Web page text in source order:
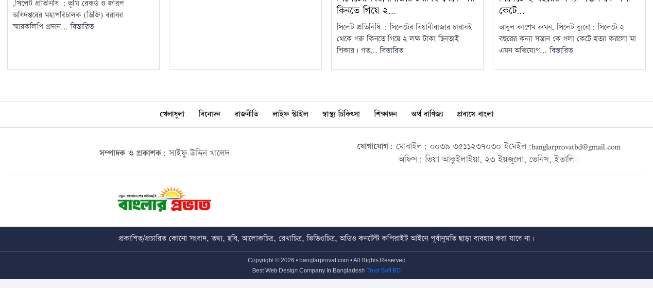
,সিলেট প্রতিনিধি : ‎ভূমি রেকর্ড ও জরিপ
অধিদপ্তরের মহাপরিচালক (ডিজি) বরাবর
স্মারকলিপি প্রদান...বিস্তারিত
কিনতে গিয়ে ২…
সিলেট প্রতিনিধি : সিলেটের বিয়ানীবাজার চারাবই
থেকে গরু কিনতে গিয়ে ২ লক্ষ টাকা ছিনতাই
শিকার। গত...বিস্তারিত
কেটে…
আবুল কাশেম রুমন, সিলেট ব্যুরো: সিলেটে ২
বছরের কন্যা সন্তান কে গলা কেটে হত্যা করলো মা
এমন অভিযোগ...বিস্তারিত
খেলাধুলা বিনোদন রাজনীতি লাইফ স্টাইল স্বাস্থ্য চিকিৎসা শিক্ষাঙ্গন অর্থ বাণিজ্য প্রবাসে বাংলা
সম্পাদক ও প্রকাশক: সাইফু উদ্দিন খালেদ
যোগাযোগ: মোবাইল: ০০৩৯ ৩৫১১২৩৭০৩০ ইমেইল:banglarprovatbd@gmail.com
অফিস: ভিয়া আকুইলাইয়া, ২৩ ইয়জুলো, ভেনিস, ইতালি।
প্রকাশিত/প্রচারিত কোনো সংবাদ, তথ্য, ছবি, আলোকচিত্র, রেখাচিত্র, ভিডিওচিত্র, অডিও কনটেন্ট কপিরাইট আইনে পূর্বানুমতি ছাড়া ব্যবহার করা যাবে না।
Copyright © 2026 • banglarprovat.com • All Rights Reserved
Best Web Design Company In Bangladesh Trust Soft BD